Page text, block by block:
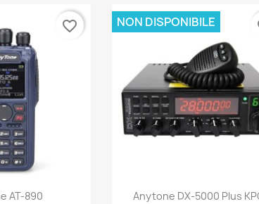
AT-890
favorite_border
 Anteprima
Anytone DX-5000 Plus
NON DISPONIBILE